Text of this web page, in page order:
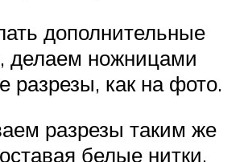
дополнительные
делаем ножницами
разрезы, как на фото.
разрезы таким же
белые нитки.